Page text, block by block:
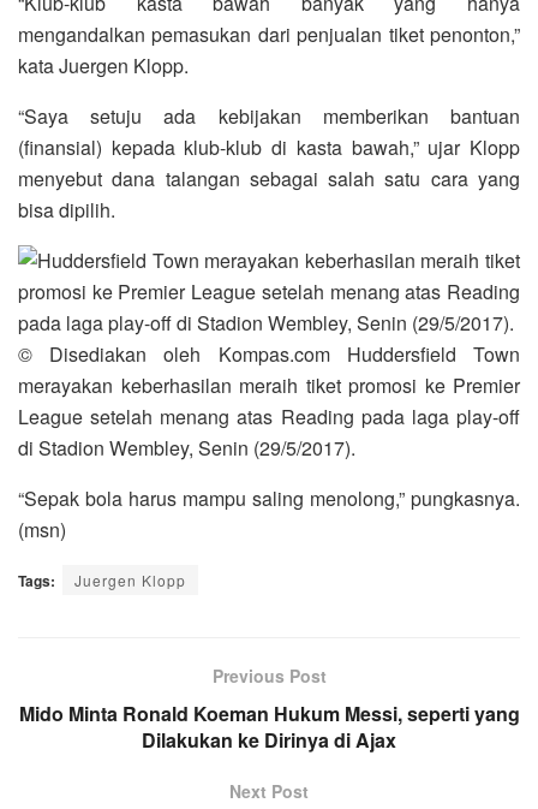
mengandalkan pemasukan dari penjualan tiket penonton,”
kata Juergen Klopp.
“Saya setuju ada kebijakan memberikan bantuan
(finansial) kepada klub-klub di kasta bawah,” ujar Klopp
menyebut dana talangan sebagai salah satu cara yang
bisa dipilih.
© Disediakan oleh Kompas.comHuddersfield Town
merayakan keberhasilan meraih tiket promosi ke Premier
League setelah menang atas Reading pada laga play-off
di Stadion Wembley, Senin (29/5/2017).
“Sepak bola harus mampu saling menolong,” pungkasnya.
(msn)
Tags: Juergen Klopp
Previous Post
Mido Minta Ronald Koeman Hukum Messi, seperti yang
Dilakukan ke Dirinya di Ajax
Next Post